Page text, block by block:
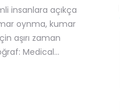
insanlara açıkça
oynma, kumar
aşırı zaman
Medical...